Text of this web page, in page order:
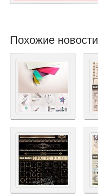
Похожие новости